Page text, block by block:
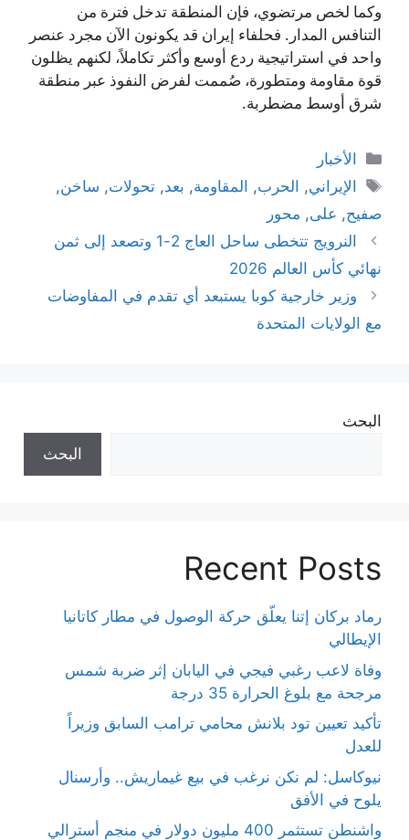
وكما لخص مرتضوي، فإن المنطقة تدخل فترة من
التنافس المدار. فحلفاء إيران قد يكونون الآن مجرد عنصر
واحد في استراتيجية ردع أوسع وأكثر تكاملاً، لكنهم يظلون
قوة مقاومة ومتطورة، صُممت لفرض النفوذ عبر منطقة
شرق أوسط مضطربة.
التصنيفات
الأخبار
الوسوم
الإيراني, الحرب, المقاومة, بعد,تحولات, ساخن,
صفيح, على, محور
النرويج تتخطى ساحل العاج 2-1 وتصعد إلى ثمن
نهائي كأس العالم 2026
وزير خارجية كوبا يستبعد أي تقدم في المفاوضات
مع الولايات المتحدة
البحث
البحث
Recent Posts
رماد بركان إتنا يعلّق حركة الوصول في مطار كاتانيا
الإيطالي
وفاة لاعب رغبي فيجي في اليابان إثر ضربة شمس
مرجحة مع بلوغ الحرارة 35 درجة
تأكيد تعيين تود بلانش محامي ترامب السابق وزيراً
للعدل
نيوكاسل: لم نكن نرغب في بيع غيماريش.. وأرسنال
يلوح في الأفق
واشنطن تستثمر 400 مليون دولار في منجم أسترالي